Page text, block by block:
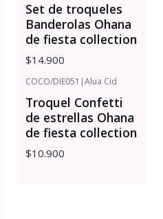
Set de troqueles
Banderolas Ohana
de fiesta collection
$14.900
COCO/DIE051 |Alua Cid
Troquel Confetti
de estrellas Ohana
de fiesta collection
$10.900